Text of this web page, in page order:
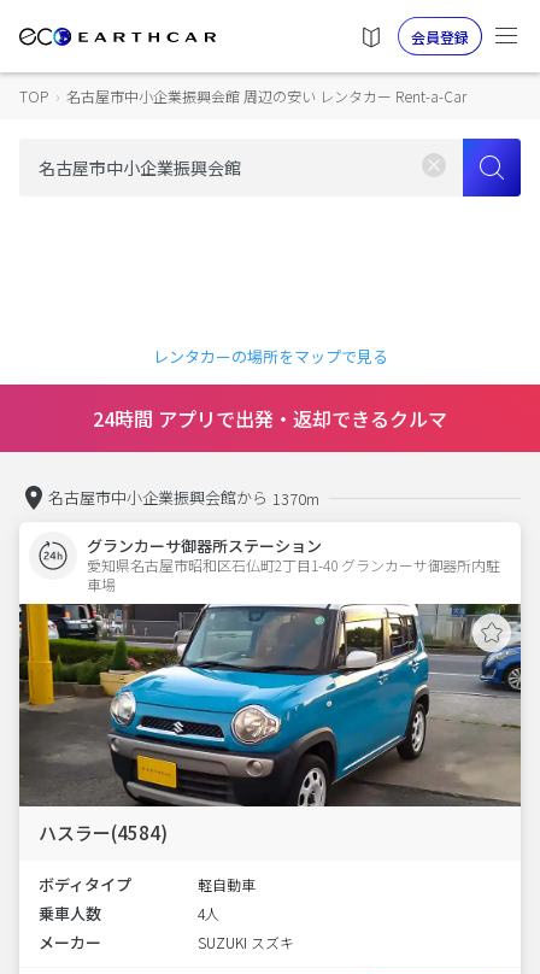
会員登録
TOP › 名古屋市中小企業振興会館 周辺の安い レンタカー Rent-a-Car
レンタカーの場所をマップで見る
24時間 アプリで出発・返却できるクルマ
名古屋市中小企業振興会館から 1370m
グランカーサ御器所ステーション
愛知県名古屋市昭和区石仏町2丁目1-40 グランカーサ御器所内駐
車場
ハスラー(4584)
ボディタイプ 軽自動車
乗車人数 4人
メーカー SUZUKI スズキ